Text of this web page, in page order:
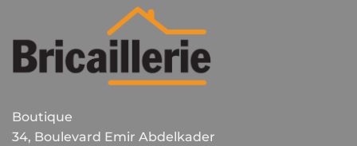
Boutique
34, Boulevard Emir Abdelkader